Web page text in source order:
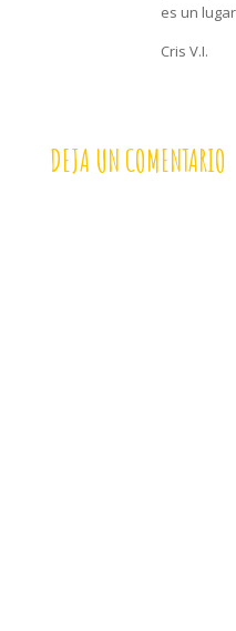
es un
Cris V.I.
DEJA UN COMENTARIO